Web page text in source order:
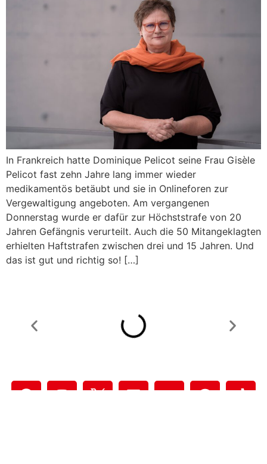
In Frankreich hatte Dominique Pelicot seine Frau Gisèle
Pelicot fast zehn Jahre lang immer wieder
medikamentös betäubt und sie in Onlineforen zur
Vergewaltigung angeboten. Am vergangenen
Donnerstag wurde er dafür zur Höchststrafe von 20
Jahren Gefängnis verurteilt. Auch die 50 Mitangeklagten
erhielten Haftstrafen zwischen drei und 15 Jahren. Und
das ist gut und richtig so! […]